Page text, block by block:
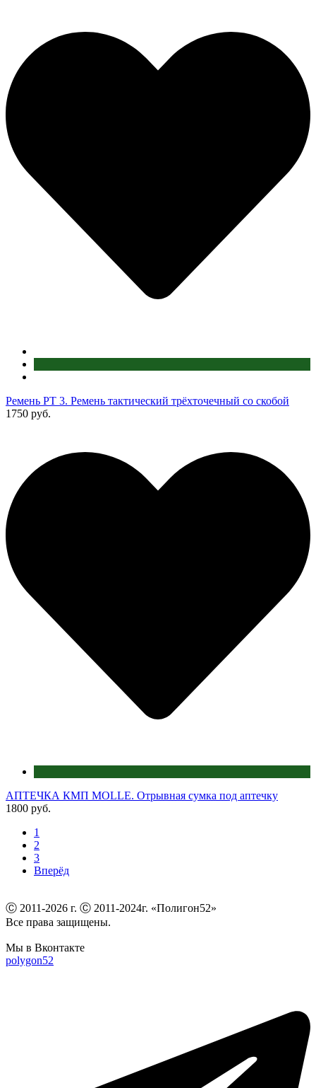
Ремень РТ 3. Ремень тактический трёхточечный со скобой
1750 руб.
АПТЕЧКА КМП MOLLE. Отрывная сумка под аптечку
1800 руб.
1
2
3
Вперёд
Ⓒ 2011-2026 г. Ⓒ 2011-2024г. «Полигон52»
Все права защищены.
Мы в Вконтакте
polygon52